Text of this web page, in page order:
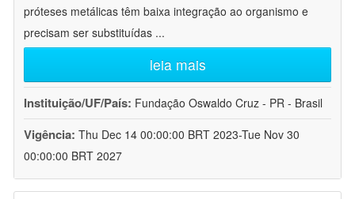
próteses metálicas têm baixa integração ao organismo e
precisam ser substituídas ...
leia mais
Instituição/UF/País: Fundação Oswaldo Cruz - PR - Brasil
Vigência: Thu Dec 14 00:00:00 BRT 2023-Tue Nov 30
00:00:00 BRT 2027